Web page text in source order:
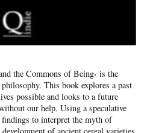
the Commons of Being‹ is the
This book explores a past
possible and looks to a future
our help. Using a speculative
to interpret the myth of